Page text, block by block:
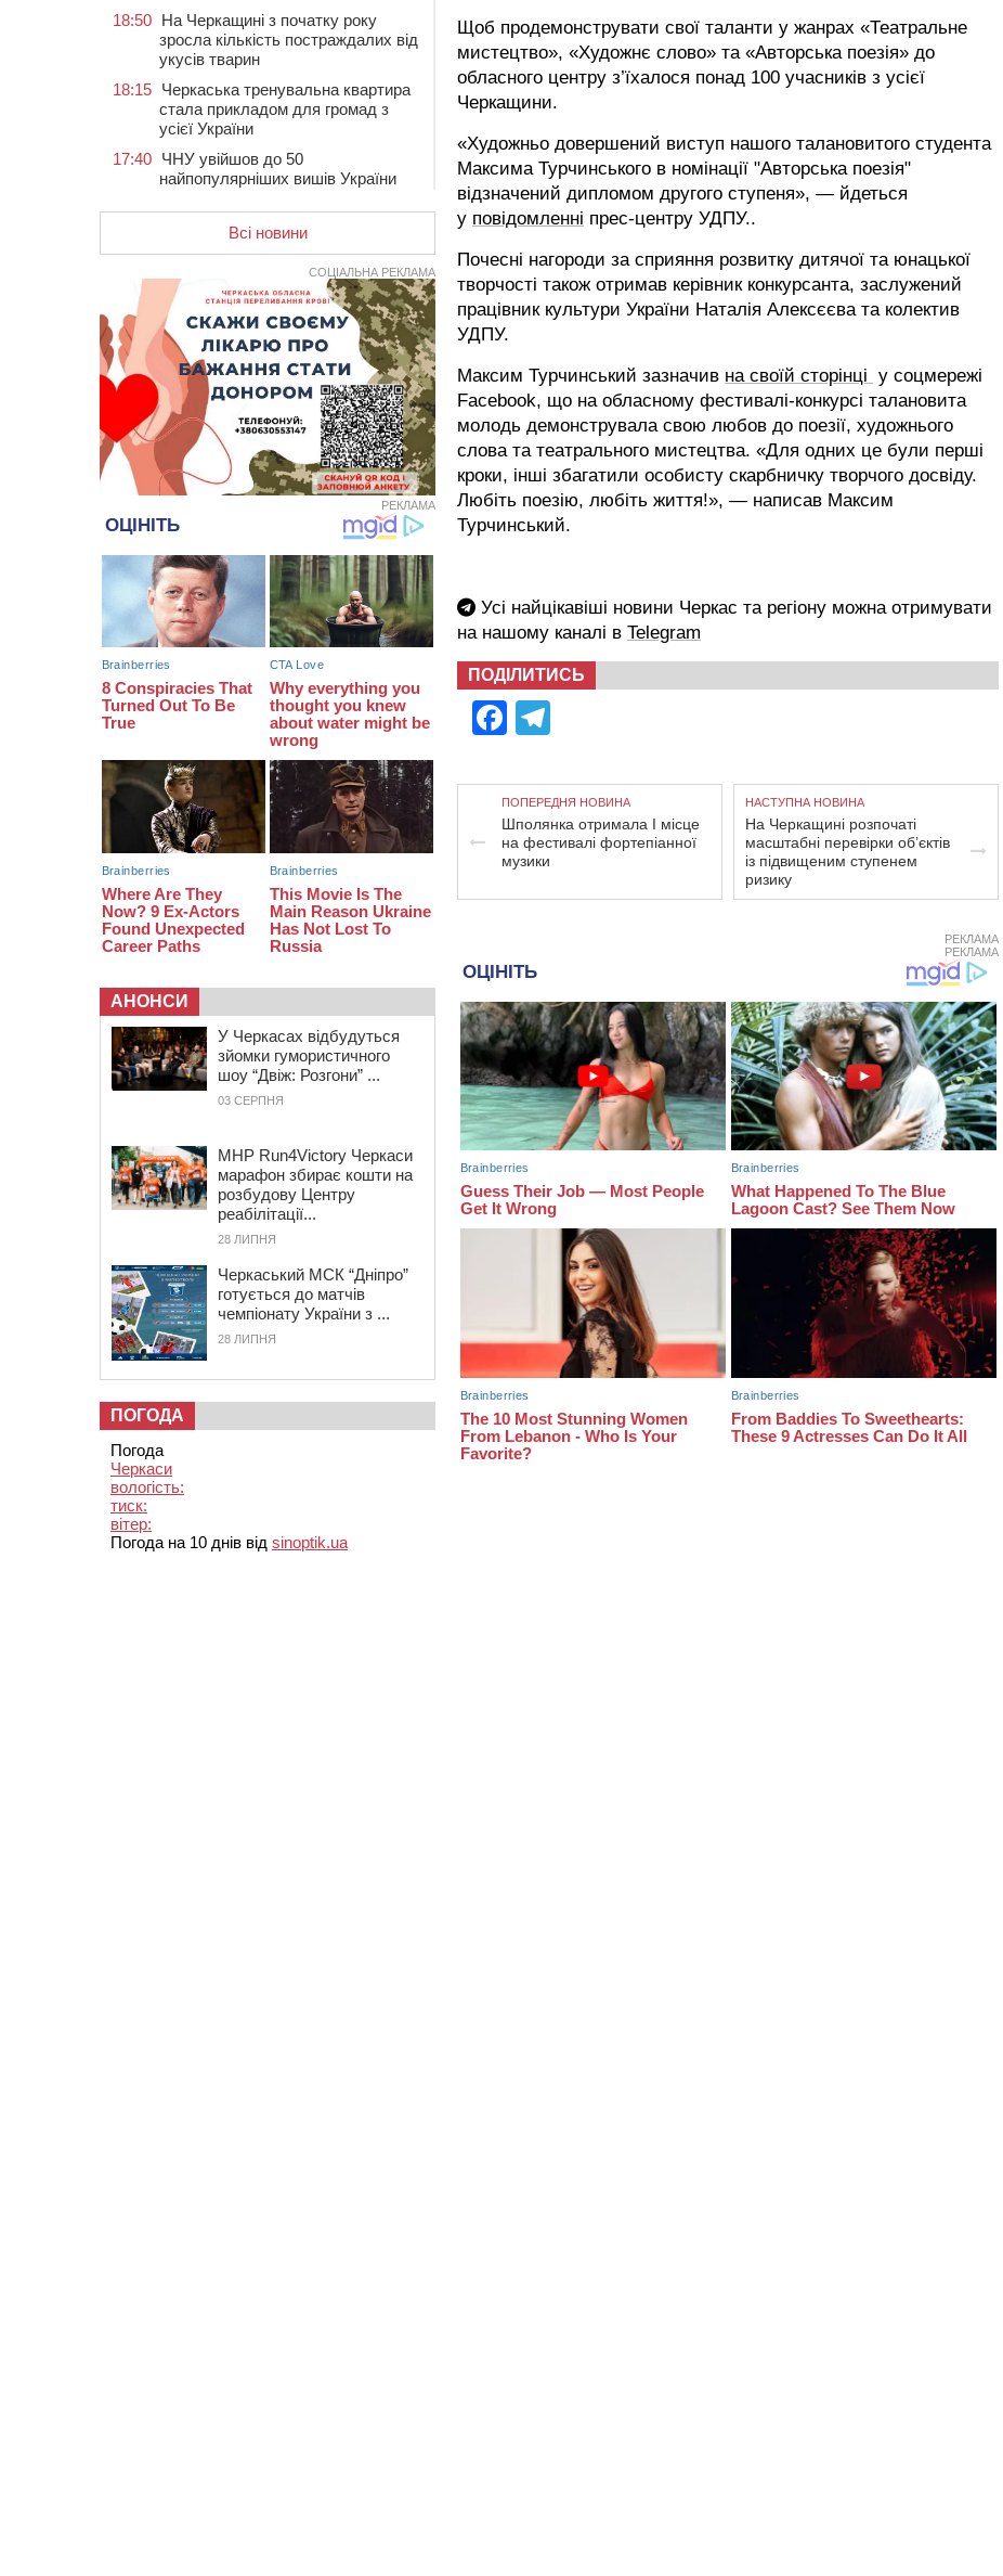
Щоб продемонструвати свої таланти у жанрах «Театральне
мистецтво», «Художнє слово» та «Авторська поезія» до
обласного центру з’їхалося понад 100 учасників з усієї
Черкащини.
«Художньо довершений виступ нашого талановитого студента
Максима Турчинського в номінації "Авторська поезія"
відзначений дипломом другого ступеня», ― йдеться
у повідомленні прес-центру УДПУ..
Почесні нагороди за сприяння розвитку дитячої та юнацької
творчості також отримав керівник конкурсанта, заслужений
працівник культури України Наталія Алексєєва та колектив
УДПУ.
Максим Турчинський зазначив на своїй сторінці у соцмережі
Facebook, що на обласному фестивалі-конкурсі талановита
молодь демонструвала свою любов до поезії, художнього
слова та театрального мистецтва. «Для одних це були перші
кроки, інші збагатили особисту скарбничку творчого досвіду.
Любіть поезію, любіть життя!», ― написав Максим
Турчинський.
Усі найцікавіші новини Черкас та регіону можна отримувати
на нашому каналі в Telegram
ПОДІЛИТИСЬ
Facebook
ПОПЕРЕДНЯ НОВИНА
Шполянка отримала І місце
на фестивалі фортепіанної
музики
НАСТУПНА НОВИНА
На Черкащині розпочаті
масштабні перевірки об’єктів
із підвищеним ступенем
ризику
РЕКЛАМА
РЕКЛАМА
18:50 На Черкащині з початку року
зросла кількість постраждалих від
укусів тварин
18:15 Черкаська тренувальна квартира
стала прикладом для громад з
усієї України
17:40 ЧНУ увійшов до 50
найпопулярніших вишів України
На Хімселищі у Черкасах
16:32
Без розтину грудної клітки: у
Черкасах 75-річній пацієнтці
замінили аортальний клапан
16:00
У Черкаському онкоцентрі
встановили сонячну
електростанцію за понад пів
мільйона гривень
15:30
У Київській області прощаються
з полеглим на фронті жителем
Монастирищини
14:53 У Черкасах містяни через нову
скляну зупинку і вирізані дерева
потерпають від спеки: Бондаренко
обіцяє масштабне озеленення
Провокував конфлікт і
зачинився в автівці: у ТЦК
прокоментували скандал із
затриманням чоловіка у
Тальному
Всі новини
СОЦІАЛЬНА РЕКЛАМА
РЕКЛАМА
АНОНСИ
У Черкасах відбудуться
зйомки гумористичного
шоу “Двіж: Розгони” ...
03 СЕРПНЯ
MHP Run4Victory Черкаси
марафон збирає кошти на
розбудову Центру
реабілітації...
28 ЛИПНЯ
Черкаський МСК “Дніпро”
готується до матчів
чемпіонату України з ...
28 ЛИПНЯ
ПОГОДА
Погода
Черкаси
вологість:
тиск:
вітер:
Погода на 10 днів від sinoptik.ua